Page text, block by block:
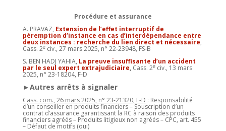
Procédure et assurance
A. PRAVAZ, Extension de l’effet interruptif de
péremption d’instance en cas d’interdépendance entre
deux instances : recherche du lien direct et nécessaire,
Cass. 2eciv., 27 mars 2025, n° 22-23948, FS-B
S. BEN HADJ YAHIA, La preuve insuffisante d’un accident
par le seul expert extrajudiciaire,Cass. 2eciv., 13 mars
2025, n° 23-18204, F-D
►Autres arrêts à signaler
Cass. com., 26 mars 2025, n° 23-21320, F-D : Responsabilité
d’un conseiller en produits financiers – Souscription d’un
contrat d’assurance garantissant la RC à raison des produits
financiers agréés – Produits litigieux non agréés – CPC, art. 455
– Défaut de motifs (oui)